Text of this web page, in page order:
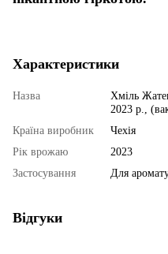
Характеристики
Назва
Хміль
2023 р.,
Країна виробник
Чехія
Рік врожаю
2023
Застосування
Для
Відгуки